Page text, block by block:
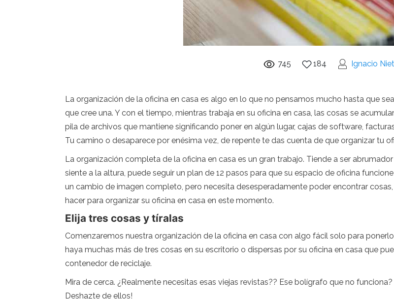
745 184 Ignacio
La organización de la oficina en casa es algo en lo que no pensamos mucho hasta que
que cree una. Y con el tiempo, mientras trabaja en su oficina en casa, las cosas se
pila de archivos que mantiene significando poner en algún lugar, cajas de software,
Tu camino o desaparece por enésima vez, de repente te das cuenta de que organizar tu
La organización completa de la oficina en casa es un gran trabajo. Tiende a ser
siente a la altura, puede seguir un plan de 12 pasos para que su espacio de oficina
un cambio de imagen completo, pero necesita desesperadamente poder encontrar
hacer para organizar su oficina en casa en este momento.
Elija tres cosas y tíralas
Comenzaremos nuestra organización de la oficina en casa con algo fácil solo para
haya muchas más de tres cosas en su escritorio o dispersas por su oficina en casa que
contenedor de reciclaje.
Mira de cerca. ¿Realmente necesitas esas viejas revistas?? Ese bolígrafo que no
Deshazte de ellos!